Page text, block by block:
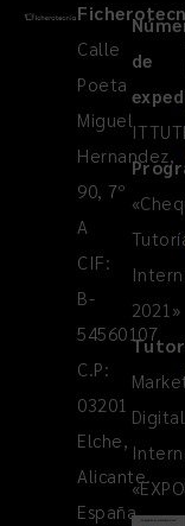
Calle
Poeta
Miguel
Hernandez,
90, 7º
A
CIF:
B-
54560107
C.P:
03201
Elche,
Alicante.
España
de
2021»
Digital